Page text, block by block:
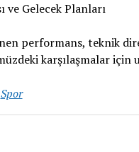
ve Gelecek Planları
performans, teknik
karşılaşmalar
Spor